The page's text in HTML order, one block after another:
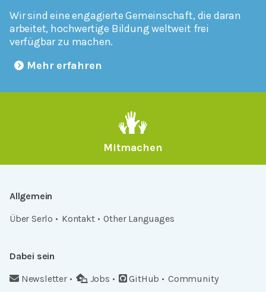
Wir sind eine engagierte Gemeinschaft, die daran
arbeitet, hochwertige Bildung weltweit frei
verfügbar zu machen.
Mehr erfahren
Mitmachen
Allgemein
Über Serlo
Kontakt Other Languages
Dabei sein
Newsletter
Jobs GitHub Community